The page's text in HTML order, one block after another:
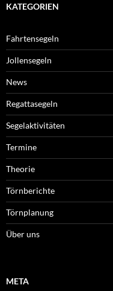
KATEGORIEN
Fahrtensegeln
Jollensegeln
News
Regattasegeln
Segelaktivitäten
Termine
Theorie
Törnberichte
Törnplanung
Über uns
META